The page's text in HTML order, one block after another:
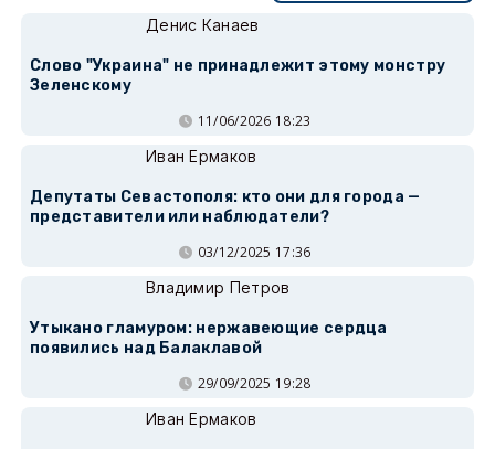
Денис Канаев
Слово "Украина" не принадлежит этому монстру
Зеленскому
11/06/2026 18:23
Иван Ермаков
Депутаты Севастополя: кто они для города —
представители или наблюдатели?
03/12/2025 17:36
Владимир Петров
Утыкано гламуром: нержавеющие сердца
появились над Балаклавой
29/09/2025 19:28
Иван Ермаков